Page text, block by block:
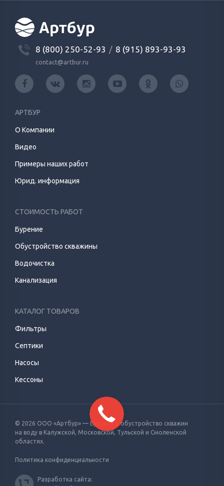
8 (800) 250-52-93 / 8 (915) 893-93-93
contact@artbur.ru
АРТБУР
О Компании
Видео
Примеры наших работ
Юрид. информация
СТОИМОСТЬ РАБОТ
Бурение
Обустройство скважины
Водочистка
Канализация
КАТАЛОГ ТОВАРОВ
Фильтры
Септики
Насосы
Кессоны
© 2026 ООО «Артбур» — Бурение и обустройство скважин
на воду в Калужской, Московской, Тульской и Смоленской
областях.
Политика конфиденциальности
Разработка сайта: